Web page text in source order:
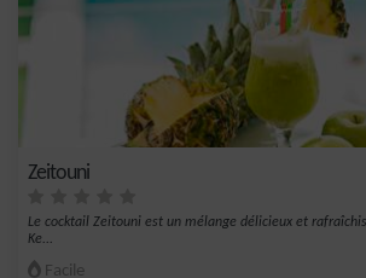
Zeitouni
Le cocktail Zeitouni est un mélange délicieux et
Ke...
Facile